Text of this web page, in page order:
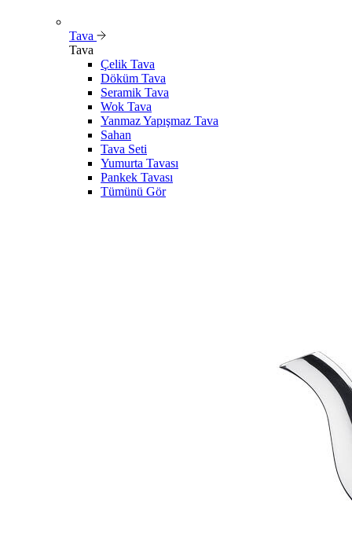
Tava
Tava
Çelik Tava
Döküm Tava
Seramik Tava
Wok Tava
Yanmaz Yapışmaz Tava
Sahan
Tava Seti
Yumurta Tavası
Pankek Tavası
Tümünü Gör